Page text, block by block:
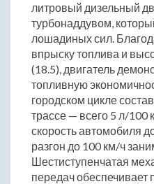
литровый дизельный
турбонаддувом,
лошадиных сил.
впрыску топлива и
(18.5), двигатель
топливную
городском цикле
трассе — всего 5 л/100
скорость автомобиля
разгон до 100 км/ч
Шестиступенчатая
передач